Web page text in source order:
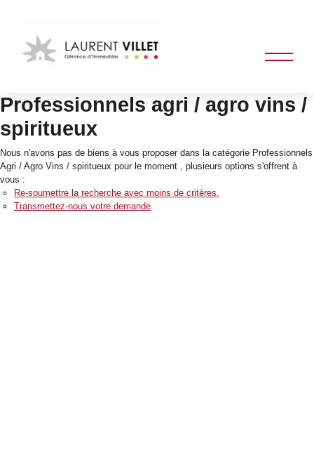
Professionnels agri / agro vins /
spiritueux
Nous n'avons pas de biens à vous proposer dans la catégorie Professionnels
Agri / Agro Vins / spiritueux pour le moment , plusieurs options s'offrent à
vous :
Re-soumettre la recherche avec moins de critères.
Transmettez-nous votre demande